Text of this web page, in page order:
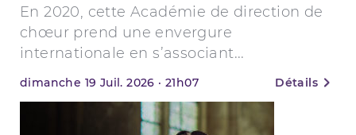
En 2020, cette Académie de direction de
chœur prend une envergure
internationale en s’associant...
dimanche 19 Juil. 2026 ·21h07 Détails